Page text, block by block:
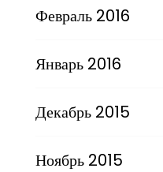
Февраль 2016
Январь 2016
Декабрь 2015
Ноябрь 2015